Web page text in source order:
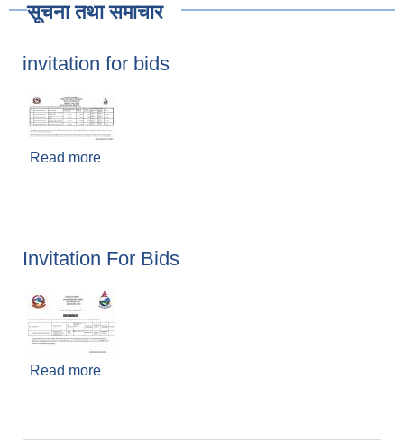
सूचना तथा समाचार
invitation for bids
Read more
Invitation For Bids
Read more